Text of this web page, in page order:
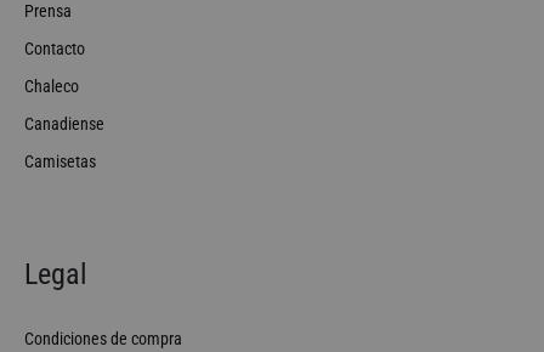
Prensa
Contacto
Chaleco
Canadiense
Camisetas
Legal
Condiciones de compra